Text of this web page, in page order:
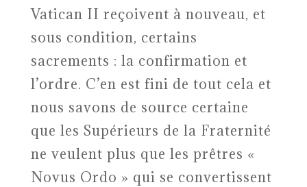
Vatican II reçoivent à nouveau, et
sous condition, certains
sacrements : la confirmation et
l’ordre. C’en est fini de tout cela et
nous savons de source certaine
que les Supérieurs de la Fraternité
ne veulent plus que les prêtres «
Novus Ordo » qui se convertissent